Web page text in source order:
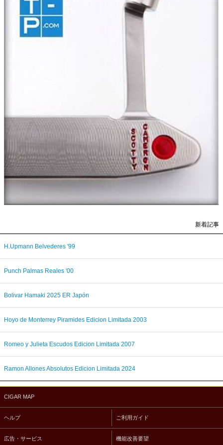
新着記事
H.Upmann Belvederes '99
Punch Palmas Reales '00
Bolivar Hamaki 2025 ER Japón
Hoyo de Monterrey Piramides Edicion Limitada 2003
Romeo y Julieta Escudos Edicion Limitada 2007
Ramon Allones Absolutos Edicion Limitada 2024
CIGAR MAP
ヘルプ ご利用ガイド
広告・サービス 機能改善要望